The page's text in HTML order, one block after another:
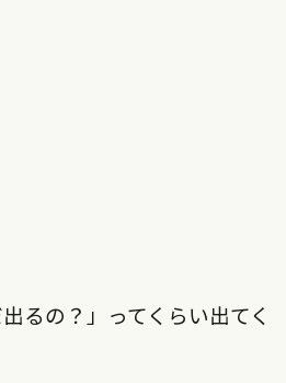
るの？」ってくらい出てく